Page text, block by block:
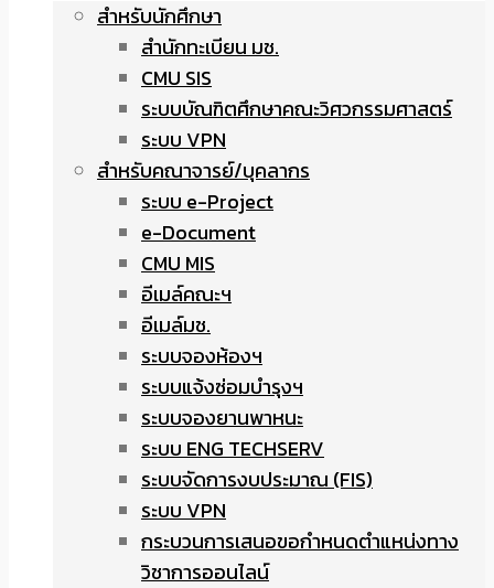
สำหรับนักศึกษา
สำนักทะเบียน มช.
CMU SIS
ระบบบัณฑิตศึกษาคณะวิศวกรรมศาสตร์
ระบบ VPN
สำหรับคณาจารย์/บุคลากร
ระบบ e-Project
e-Document
CMU MIS
อีเมล์คณะฯ
อีเมล์มช.
ระบบจองห้องฯ
ระบบแจ้งซ่อมบำรุงฯ
ระบบจองยานพาหนะ
ระบบ ENG TECHSERV
ระบบจัดการงบประมาณ (FIS)
ระบบ VPN
กระบวนการเสนอขอกำหนดตำแหน่งทาง
วิชาการออนไลน์